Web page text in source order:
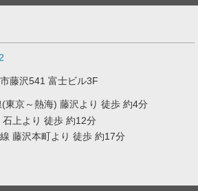
藤沢541 富士ビル3F
東京～熱海) 藤沢より 徒歩 約4分
上より 徒歩 約12分
藤沢本町より 徒歩 約17分